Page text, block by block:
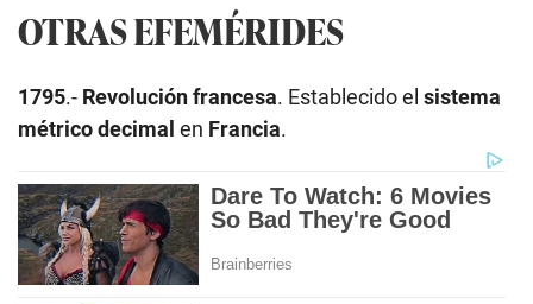
OTRAS EFEMÉRIDES
1795.- Revolución francesa. Establecido el sistema
métrico decimal en Francia.